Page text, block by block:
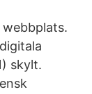
skylt.